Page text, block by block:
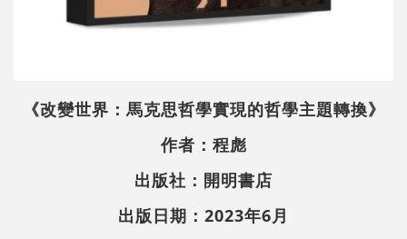
《改變世界：馬克思哲學實現的哲學主題轉換》
作者：程彪
出版社：開明書店
出版日期：2023年6月